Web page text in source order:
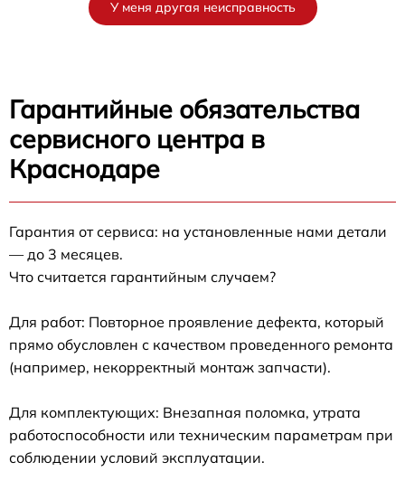
У меня другая неисправность
Гарантийные обязательства
сервисного центра в
Краснодаре
Гарантия от сервиса: на установленные нами детали
— до 3 месяцев.
Что считается гарантийным случаем?
Для работ: Повторное проявление дефекта, который
прямо обусловлен с качеством проведенного ремонта
(например, некорректный монтаж запчасти).
Для комплектующих: Внезапная поломка, утрата
работоспособности или техническим параметрам при
соблюдении условий эксплуатации.